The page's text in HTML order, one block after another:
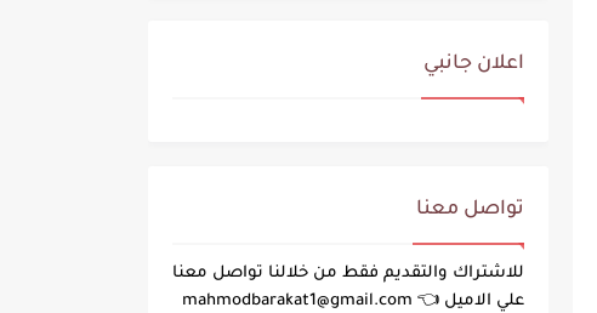
اعلان جانبي
تواصل معنا
للاشتراك والتقديم فقط من خلالنا تواصل معنا
علي الاميل 👈 mahmodbarakat1@gmail.com